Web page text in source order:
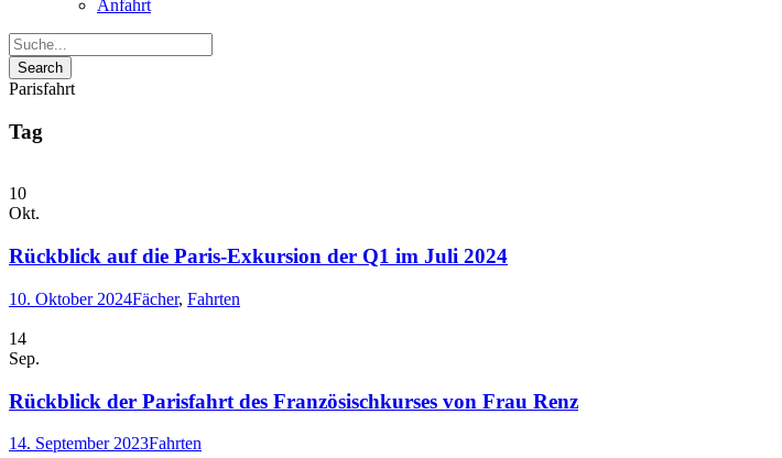
Anfahrt
Parisfahrt
Tag
10
Okt.
Rückblick auf die Paris-Exkursion der Q1 im Juli 2024
10. Oktober 2024Fächer, Fahrten
14
Sep.
Rückblick der Parisfahrt des Französischkurses von Frau Renz
14. September 2023Fahrten